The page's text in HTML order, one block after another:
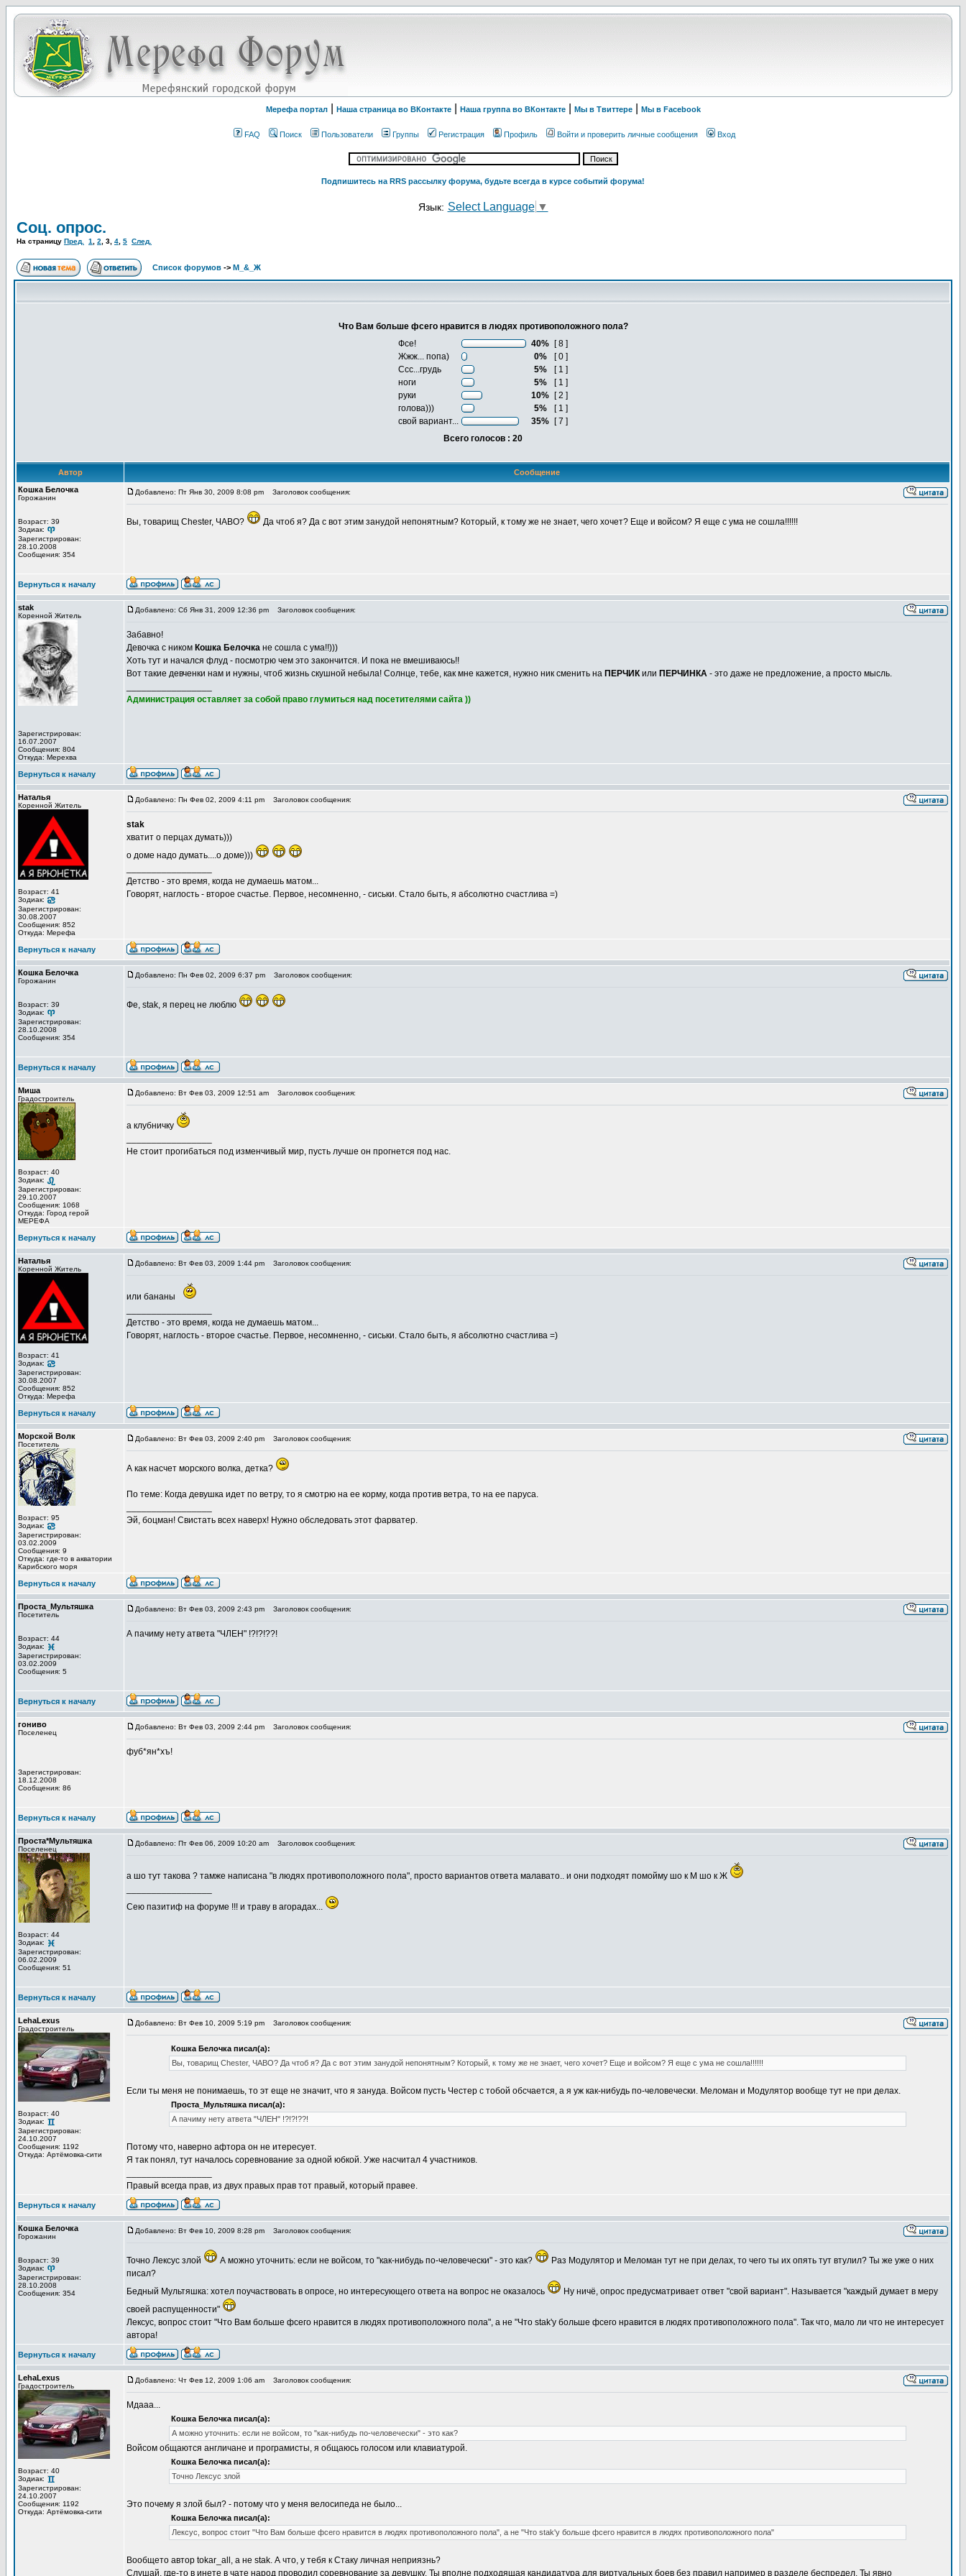
Мерефа портал| Наша страница во ВКонтакте| Наша группа во ВКонтакте| Мы в Твиттере| Мы в Facebook
FAQ Поиск Пользователи Группы Регистрация Профиль Войти и проверить личные сообщения Вход
Подпишитесь на RRS рассылку форума, будьте всегда в курсе событий форума!
Язык: Select Language ▼
Соц. опрос.
На страницу Пред. 1 2 3 4 5 След.
Список форумов -> М_&_Ж
Что Вам больше фсего нравится в людях противоположного пола?
Фсе!
40%
[ 8 ]
Жжж... попа)
0%
[ 0 ]
Ссс...грудь
5%
[ 1 ]
ноги
5%
[ 1 ]
руки
10%
[ 2 ]
голова)))
5%
[ 1 ]
свой вариант...
35%
[ 7 ]
Всего голосов : 20
Автор
Сообщение
Кошка Белочка
Горожанин
Возраст: 39
Зодиак:
Зарегистрирован:
28.10.2008
Сообщения: 354
Добавлено: Пт Янв 30, 2009 8:08 pm Заголовок сообщения:
Вы, товарищ Chester, ЧАВО? Да чтоб я? Да с вот этим занудой непонятным? Который, к тому же не знает, чего хочет? Еще и войсом? Я еще с ума не сошла!!!!!!
Вернуться к началу
stak
Коренной Житель
Зарегистрирован:
16.07.2007
Сообщения: 804
Откуда: Мерехва
Добавлено: Сб Янв 31, 2009 12:36 pm Заголовок сообщения:
Забавно!
Девочка с ником Кошка Белочка не сошла с ума!!)))
Хоть тут и начался флуд - посмотрю чем это закончится. И пока не вмешиваюсь!!
Вот такие девченки нам и нужны, чтоб жизнь скушной небыла! Солнце, тебе, как мне кажется, нужно ник сменить на ПЕРЧИК или ПЕРЧИНКА - это даже не предложение, а просто мысль.
Администрация оставляет за собой право глумиться над посетителями сайта ))
Вернуться к началу
Наталья
Коренной Житель
Возраст: 41
Зодиак:
Зарегистрирован:
30.08.2007
Сообщения: 852
Откуда: Мерефа
Добавлено: Пн Фев 02, 2009 4:11 pm Заголовок сообщения:
stak
хватит о перцах думать)))
о доме надо думать....о доме)))
Детство - это время, когда не думаешь матом...
Говорят, наглость - второе счастье. Первое, несомненно, - сиськи. Стало быть, я абсолютно счастлива =)
Вернуться к началу
Кошка Белочка
Горожанин
Возраст: 39
Зодиак:
Зарегистрирован:
28.10.2008
Сообщения: 354
Добавлено: Пн Фев 02, 2009 6:37 pm Заголовок сообщения:
Фе, stak, я перец не люблю
Вернуться к началу
Миша
Градостроитель
Возраст: 40
Зодиак:
Зарегистрирован:
29.10.2007
Сообщения: 1068
Откуда: Город герой
МЕРЕФА
Добавлено: Вт Фев 03, 2009 12:51 am Заголовок сообщения:
а клубничку
Не стоит прогибаться под изменчивый мир, пусть лучше он прогнется под нас.
Вернуться к началу
Наталья
Коренной Житель
Возраст: 41
Зодиак:
Зарегистрирован:
30.08.2007
Сообщения: 852
Откуда: Мерефа
Добавлено: Вт Фев 03, 2009 1:44 pm Заголовок сообщения:
или бананы
Детство - это время, когда не думаешь матом...
Говорят, наглость - второе счастье. Первое, несомненно, - сиськи. Стало быть, я абсолютно счастлива =)
Вернуться к началу
Морской Волк
Посетитель
Возраст: 95
Зодиак:
Зарегистрирован:
03.02.2009
Сообщения: 9
Откуда: где-то в акватории
Карибского моря
Добавлено: Вт Фев 03, 2009 2:40 pm Заголовок сообщения:
А как насчет морского волка, детка?
По теме: Когда девушка идет по ветру, то я смотрю на ее корму, когда против ветра, то на ее паруса.
Эй, боцман! Свистать всех наверх! Нужно обследовать этот фарватер.
Вернуться к началу
Проста_Мультяшка
Посетитель
Возраст: 44
Зодиак:
Зарегистрирован:
03.02.2009
Сообщения: 5
Добавлено: Вт Фев 03, 2009 2:43 pm Заголовок сообщения:
А пачиму нету атвета "ЧЛЕН" !?!?!??!
Вернуться к началу
гониво
Поселенец
Зарегистрирован:
18.12.2008
Сообщения: 86
Добавлено: Вт Фев 03, 2009 2:44 pm Заголовок сообщения:
фуб*ян*хъ!
Вернуться к началу
Проста*Мультяшка
Поселенец
Возраст: 44
Зодиак:
Зарегистрирован:
06.02.2009
Сообщения: 51
Добавлено: Пт Фев 06, 2009 10:20 am Заголовок сообщения:
а шо тут такова ? тамже написана "в людях противоположного пола", просто вариантов ответа малавато.. и они подходят помойму шо к М шо к Ж
Сею пазитиф на форуме !!! и траву в агорадах...
Вернуться к началу
LehaLexus
Градостроитель
Возраст: 40
Зодиак:
Зарегистрирован:
24.10.2007
Сообщения: 1192
Откуда: Артёмовка-сити
Добавлено: Вт Фев 10, 2009 5:19 pm Заголовок сообщения:
Кошка Белочка писал(а):
Вы, товарищ Chester, ЧАВО? Да чтоб я? Да с вот этим занудой непонятным? Который, к тому же не знает, чего хочет? Еще и войсом? Я еще с ума не сошла!!!!!!
Если ты меня не понимаешь, то эт еще не значит, что я зануда. Войсом пусть Честер с тобой обсчается, а я уж как-нибудь по-человечески. Меломан и Модулятор вообще тут не при делах.
Проста_Мультяшка писал(а):
А пачиму нету атвета "ЧЛЕН" !?!?!??!
Потому что, наверно афтора он не итересует.
Я так понял, тут началось соревнование за одной юбкой. Уже насчитал 4 участников.
Правый всегда прав, из двух правых прав тот правый, который правее.
Вернуться к началу
Кошка Белочка
Горожанин
Возраст: 39
Зодиак:
Зарегистрирован:
28.10.2008
Сообщения: 354
Добавлено: Вт Фев 10, 2009 8:28 pm Заголовок сообщения:
Точно Лексус злой А можно уточнить: если не войсом, то "как-нибудь по-человечески" - это как?
Раз Модулятор и Меломан тут не при делах, то чего ты их опять тут втулил? Ты же уже о них
писал?
Бедный Мультяшка: хотел поучаствовать в опросе, но интересующего ответа на вопрос не оказалось
Ну ничё, опрос предусматривает ответ "свой вариант". Называется "каждый думает в меру
своей распущенности"
Лексус, вопрос стоит "Что Вам больше фсего нравится в людях противоположного пола", а не "Что stak'у больше фсего нравится в людях противоположного пола". Так что, мало ли что не интересует
автора!
Вернуться к началу
LehaLexus
Градостроитель
Возраст: 40
Зодиак:
Зарегистрирован:
24.10.2007
Сообщения: 1192
Откуда: Артёмовка-сити
Добавлено: Чт Фев 12, 2009 1:06 am Заголовок сообщения:
Мдааа...
Кошка Белочка писал(а):
А можно уточнить: если не войсом, то "как-нибудь по-человечески" - это как?
Войсом общаются англичане и програмисты, я общаюсь голосом или клавиатурой.
Кошка Белочка писал(а):
Точно Лексус злой
Это почему я злой был? - потому что у меня велосипеда не было...
Кошка Белочка писал(а):
Лексус, вопрос стоит "Что Вам больше фсего нравится в людях противоположного пола", а не "Что stak'у больше фсего нравится в людях противоположного пола"
Вообщето автор tokar_all, а не stak. А что, у тебя к Стаку личная неприязнь?
Слушай, где-то в инете в чате народ проводил соревнование за девушку. Ты вполне подходящая кандидатура для виртуальных боев без правил например в разделе беспредел. Ты явно